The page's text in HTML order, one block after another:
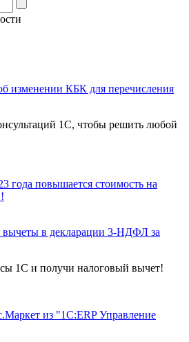
изменении КБК для перечисления
1С, чтобы решить любой
года повышается стоимость на
вычеты в декларации 3-НДФЛ за
1С и получи налоговый вычет!
из "1С:ERP Управление